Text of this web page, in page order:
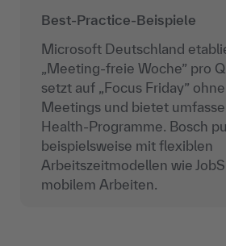
Best-Practice-Beispiele
Microsoft Deutschland
„Meeting-freie Woche” pro
setzt auf „Focus Friday”
Meetings und bietet
Health-Programme. Bosch
beispielsweise mit flexiblen
Arbeitszeitmodellen wie
mobilem Arbeiten.